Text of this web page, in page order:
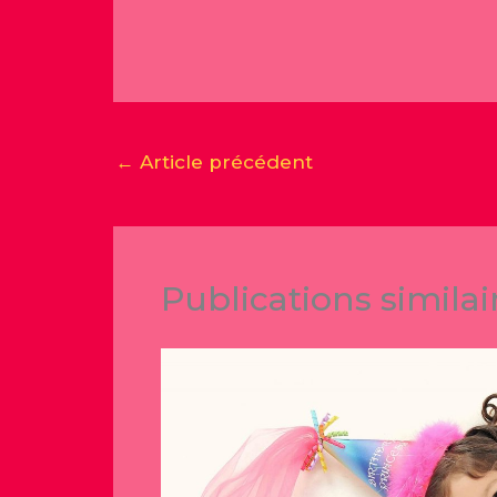
← Article précédent
Publications